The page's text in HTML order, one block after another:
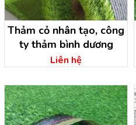
Thảm cỏ nhân tạo, công
ty thảm bình dương
Liên hệ